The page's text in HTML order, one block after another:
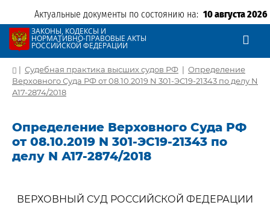
Актуальные документы по состоянию на: 10 августа 2026
ЗАКОНЫ, КОДЕКСЫ И
НОРМАТИВНО-ПРАВОВЫЕ АКТЫ
РОССИЙСКОЙ ФЕДЕРАЦИИ
| Судебная практика высших судов РФ | Определение
Верховного Суда РФ от 08.10.2019 N 301-ЭС19-21343 по делу N
А17-2874/2018
Определение Верховного Суда РФ
от 08.10.2019 N 301-ЭС19-21343 по
делу N А17-2874/2018
ВЕРХОВНЫЙ СУД РОССИЙСКОЙ ФЕДЕРАЦИИ